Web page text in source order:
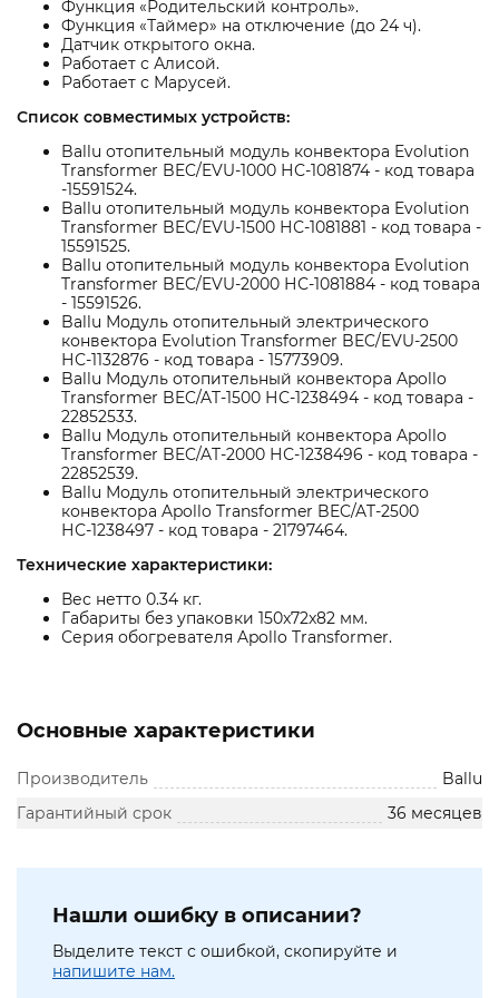
Функция «Родительский контроль».
Функция «Таймер» на отключение (до 24 ч).
Датчик открытого окна.
Работает с Алисой.
Работает с Марусей.
Список совместимых устройств:
Ballu отопительный модуль конвектора Evolution
Transformer BEC/EVU-1000 НС-1081874 - код товара
-15591524.
Ballu отопительный модуль конвектора Evolution
Transformer BEC/EVU-1500 НС-1081881 - код товара -
15591525.
Ballu отопительный модуль конвектора Evolution
Transformer BEC/EVU-2000 НС-1081884 - код товара
- 15591526.
Ballu Модуль отопительный электрического
конвектора Evolution Transformer BEC/EVU-2500
НС-1132876 - код товара - 15773909.
Ballu Модуль отопительный конвектора Apollo
Transformer BEC/AT-1500 НС-1238494 - код товара -
22852533.
Ballu Модуль отопительный конвектора Apollo
Transformer BEC/AT-2000 НС-1238496 - код товара -
22852539.
Ballu Модуль отопительный электрического
конвектора Apollo Transformer BEC/AT-2500
НС-1238497 - код товара - 21797464.
Технические характеристики:
Вес нетто 0.34 кг.
Габариты без упаковки 150x72x82 мм.
Серия обогревателя Apollo Transformer.
Основные характеристики
Производитель
Ballu
Гарантийный срок
36 месяцев
Нашли ошибку в описании?
Выделите текст с ошибкой, скопируйте и
напишите нам.